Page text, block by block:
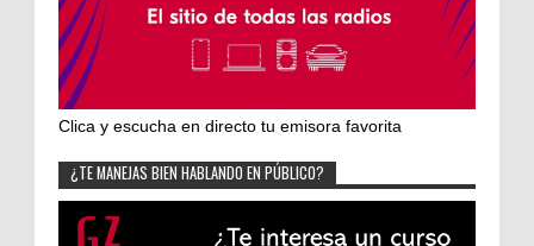
Clica y escucha en directo tu emisora favorita
¿TE MANEJAS BIEN HABLANDO EN PÚBLICO?